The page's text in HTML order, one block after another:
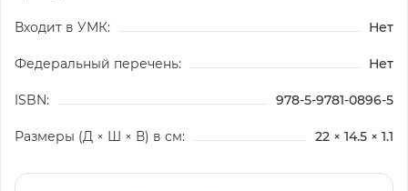
Входит в УМК: Нет
Федеральный перечень: Нет
ISBN: 978-5-9781-0896-5
Размеры (Д × Ш × В) в см: 22 × 14.5 × 1.1